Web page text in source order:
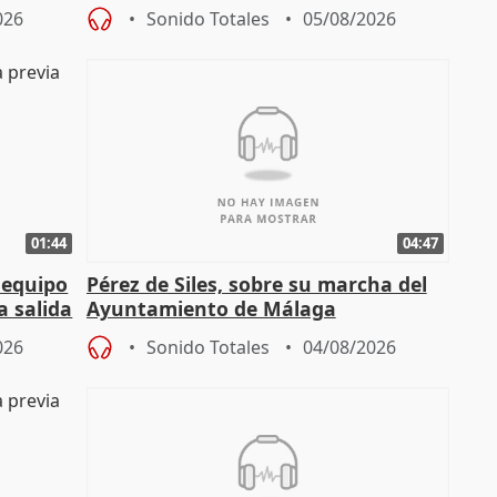
Sonido Totales 05/08/2026
01:44
salida
04:47
Pérez de Siles, sobre su marcha del
Ayuntamiento de Málaga
Sonido Totales 04/08/2026